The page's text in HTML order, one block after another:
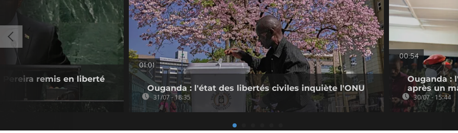
Pereira remis en liberté
01:01
Ouganda : l'état des libertés civiles inquiète l'ONU
31/07 - 18:35
00:54
Ouganda :
après un
30/07 - 15:44